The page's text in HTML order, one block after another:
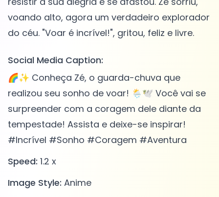
voando alto, agora um verdadeiro explorador
Social Media Caption:
🌈✨ Conheça Zé, o guarda-chuva que
realizou seu sonho de voar! 🌦️🕊️ Você vai se
surpreender com a coragem dele diante da
tempestade! Assista e deixe-se inspirar!
#Incrível #Sonho #Coragem #Aventura
Speed: 1.2 x
Image Style: Anime